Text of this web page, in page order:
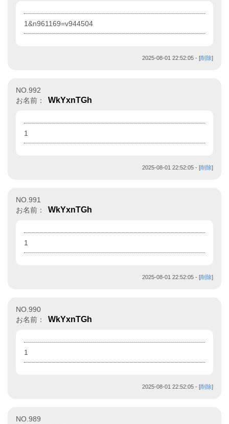
1&n961169=v944504
2025-08-01 22:52:05 - [削除]
NO.992
お名前：
WkYxnTGh
1
2025-08-01 22:52:05 - [削除]
NO.991
お名前：
WkYxnTGh
1
2025-08-01 22:52:05 - [削除]
NO.990
お名前：
WkYxnTGh
1
2025-08-01 22:52:05 - [削除]
NO.989